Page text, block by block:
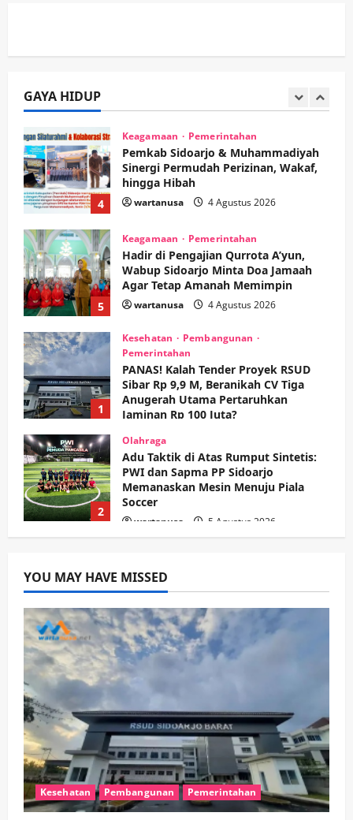
GAYA HIDUP
3
wartanusa 4 Agustus 2026
4
Keagamaan Pemerintahan
Pemkab Sidoarjo & Muhammadiyah
Sinergi Permudah Perizinan, Wakaf,
hingga Hibah
wartanusa 4 Agustus 2026
5
Keagamaan Pemerintahan
Hadir di Pengajian Qurrota A’yun,
Wabup Sidoarjo Minta Doa Jamaah
Agar Tetap Amanah Memimpin
wartanusa 4 Agustus 2026
1
Kesehatan
Pembangunan
Pemerintahan
PANAS! Kalah Tender Proyek RSUD
Sibar Rp 9,9 M, Beranikah CV Tiga
Anugerah Utama Pertaruhkan
Jaminan Rp 100 Juta?
wartanusa
2
Olahraga
Adu Taktik di Atas Rumput Sintetis:
PWI dan Sapma PP Sidoarjo
Memanaskan Mesin Menuju Piala
Soccer
wartanusa 5 Agustus 2026
3
Tumplek Blek di Bazar Rakyat Jalan
Jambu, Borong Kuliner UMKM Sambil
Nonton Jaranan!
wartanusa 4 Agustus 2026
4
Keagamaan Pemerintahan
Pemkab Sidoarjo & Muhammadiyah
Sinergi Permudah Perizinan, Wakaf,
hingga Hibah
wartanusa 4 Agustus 2026
Keagamaan Pemerintahan
Hadir di Pengajian Qurrota A’yun,
Wabup Sidoarjo Minta Doa Jamaah
Agar Tetap Amanah Memimpin
YOU MAY HAVE MISSED
Kesehatan Pembangunan Pemerintahan